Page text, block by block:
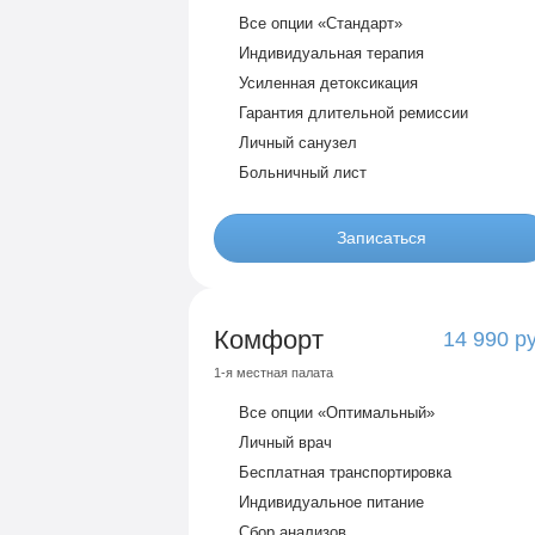
Все опции «Стандарт»
Индивидуальная терапия
Усиленная детоксикация
Гарантия длительной ремиссии
Личный санузел
Больничный лист
Записаться
Комфорт 14 990
1-я местная палата
Все опции «Оптимальный»
Личный врач
Бесплатная транспортировка
Индивидуальное питание